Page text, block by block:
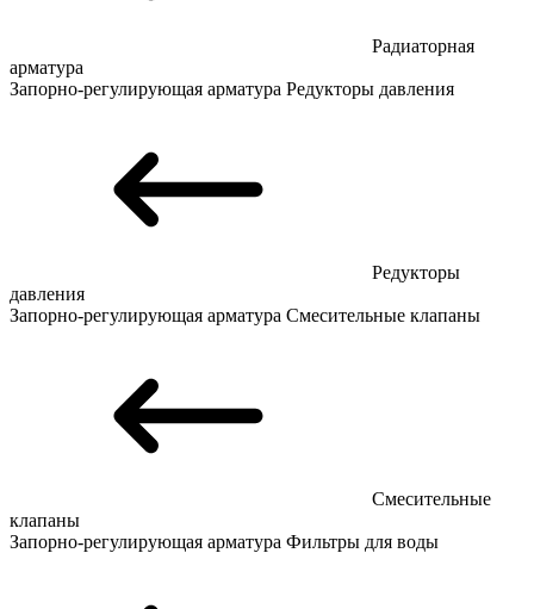
Радиаторная
арматура
Запорно-регулирующая арматура Редукторы давления
Редукторы
давления
Запорно-регулирующая арматура Смесительные клапаны
Смесительные
клапаны
Запорно-регулирующая арматура Фильтры для воды